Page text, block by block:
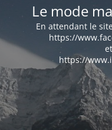
Le mode
En attendant le
https://
https://